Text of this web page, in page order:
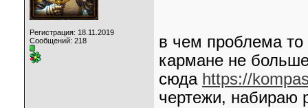
Регистрация: 18.11.2019
Сообщений: 218
в чем проблема то
кармане не
сюда https://
чертежи,